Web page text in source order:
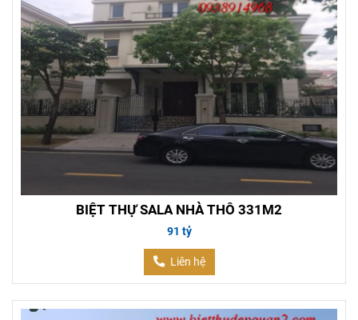
BIỆT THỰ SALA NHÀ THÔ 331M2
91 tỷ
Liên hệ